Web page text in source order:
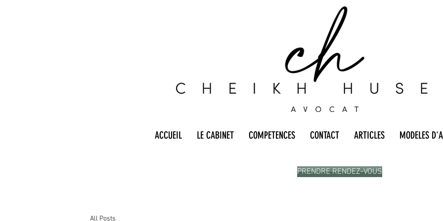
ACCUEIL LE CABINET COMPETENCES CONTACT ARTICLES MODELES
PRENDRE RENDEZ-VOUS
All Posts